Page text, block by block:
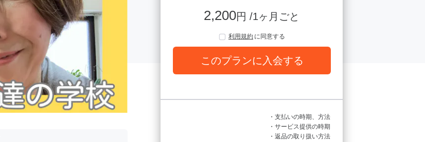
2,200円 /1ヶ月ごと
利用規約 に同意する
このプランに入会する
・支払いの時期、方法
・サービス提供の時期
・返品の取り扱い方法